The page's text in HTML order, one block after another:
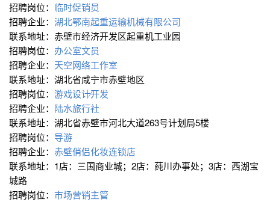
招聘岗位： 临时促销员
招聘企业： 湖北鄂南起重运输机械有限公司
联系地址：赤壁市经济开发区起重机工业园
招聘岗位： 办公室文员
招聘企业： 天空网络工作室
联系地址：湖北省咸宁市赤壁地区
招聘岗位： 游戏设计∕开发
招聘企业： 陆水旅行社
联系地址：湖北省赤壁市河北大道263号计划局5楼
招聘岗位： 导游
招聘企业： 赤壁俏侣化妆连锁店
联系地址：1店：三国商业城；2店：莼川办事处；3店：西湖宝
城路
招聘岗位： 市场营销主管